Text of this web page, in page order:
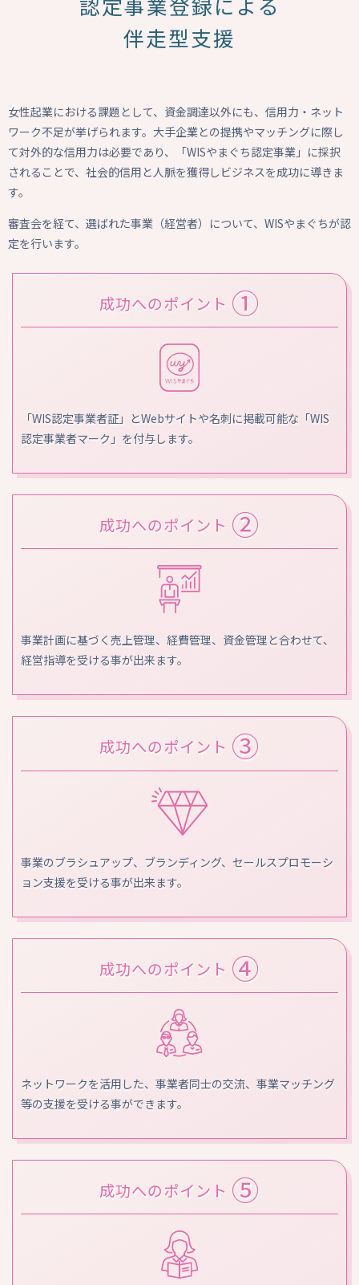
伴走型支援
女性起業における課題として、資金調達以外にも、信用力・ネット
ワーク不足が挙げられます。大手企業との提携やマッチングに際し
て対外的な信用力は必要であり、「WISやまぐち認定事業」に採択
されることで、社会的信用と人脈を獲得しビジネスを成功に導きま
す。
審査会を経て、選ばれた事業（経営者）について、WISやまぐちが認
定を行います。
成功へのポイント ①
「WIS認定事業者証」とWebサイトや名刺に掲載可能な「WIS
認定事業者マーク」を付与します。
成功へのポイント ②
事業計画に基づく売上管理、経費管理、資金管理と合わせて、
経営指導を受ける事が出来ます。
成功へのポイント ③
事業のブラシュアップ、ブランディング、セールスプロモーシ
ョン支援を受ける事が出来ます。
成功へのポイント ④
ネットワークを活用した、事業者同士の交流、事業マッチング
等の支援を受ける事ができます。
成功へのポイント ⑤